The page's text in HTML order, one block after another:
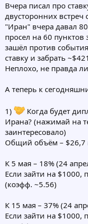
Вчера писал про
двусторонних
"Иран" вчера давал
просел на 60 пунктов
зашёл против
ставку и забрать
Неплохо, не правда
А теперь к
1)
Когда будет
Ирана? (нажимай на
заинтересовало)
Общий объём – $26,7
К 5 мая – 18% (24
Если зайти на $1000,
(коэфф. ~5.56)
К 15 мая – 37% (24
Если зайти на $1000,